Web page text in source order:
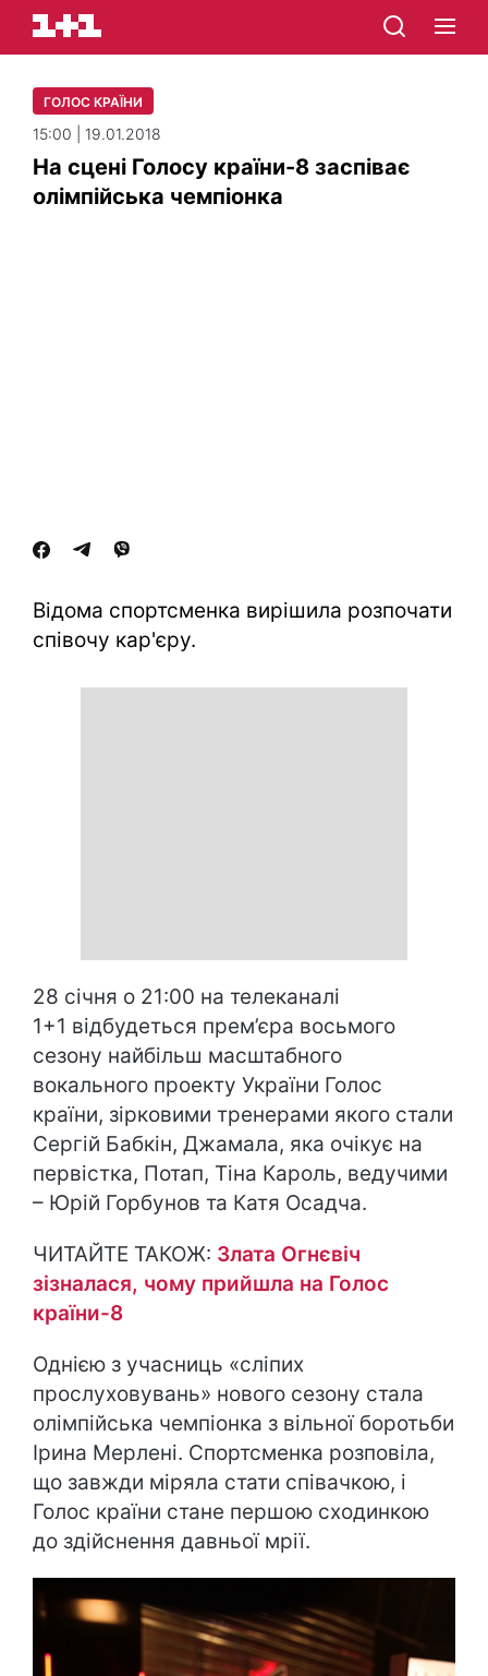
ГОЛОС КРАЇНИ
15:00 | 19.01.2018
На сцені Голосу країни-8 заспіває
олімпійська чемпіонка
Відома спортсменка вирішила розпочати
співочу кар'єру.
28 січня о 21:00 на телеканалі
1+1 відбудеться прем’єра восьмого
сезону найбільш масштабного
вокального проекту України Голос
країни, зірковими тренерами якого стали
Сергій Бабкін, Джамала, яка очікує на
первістка, Потап, Тіна Кароль, ведучими
– Юрій Горбунов та Катя Осадча.
ЧИТАЙТЕ ТАКОЖ: Злата Огнєвіч
зізналася, чому прийшла на Голос
країни-8
Однією з учасниць «сліпих
прослуховувань» нового сезону стала
олімпійська чемпіонка з вільної боротьби
Ірина Мерлені. Спортсменка розповіла,
що завжди міряла стати співачкою, і
Голос країни стане першою сходинкою
до здійснення давньої мрії.